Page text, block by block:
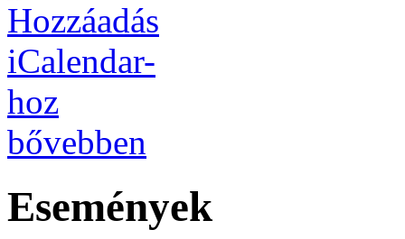
bővebben
Események